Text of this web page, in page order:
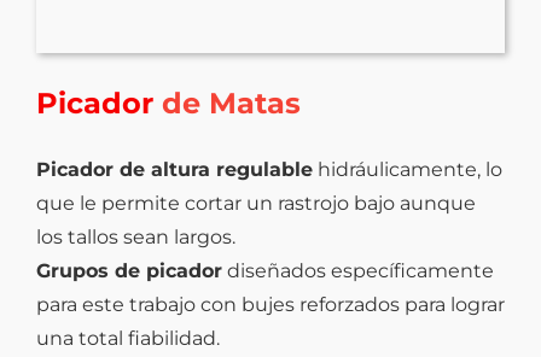
Picadorde Matas
Picador de altura regulablehidráulicamente, lo
que le permite cortar un rastrojo bajo aunque
los tallos sean largos.
Grupos de picadordiseñados específicamente
para este trabajo con bujes reforzados para lograr
una total fiabilidad.